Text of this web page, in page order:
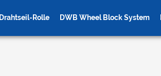
Drahtseil-Rolle DWB Wheel Block System